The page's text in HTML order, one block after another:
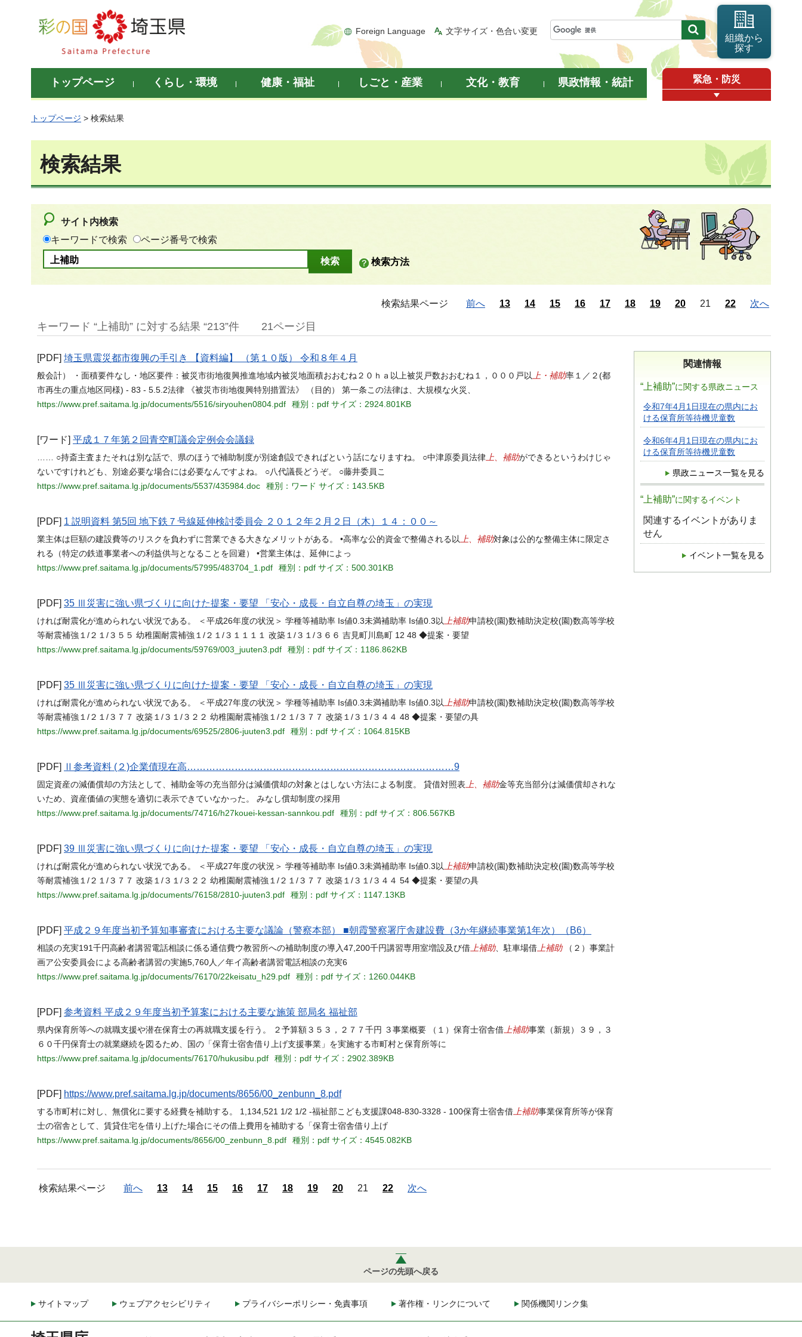
彩の国 埼玉県
Foreign Language 文字サイズ・色合い変更
組織から
探す
トップページ くらし・環境 健康・福祉 しごと・産業 文化・教育 県政情報・統計 緊急・防災
トップページ > 検索結果
検索結果
サイト内検索
キーワードで検索
ページ番号で検索
検索方法
検索結果ページ 前へ 13 14 15 16 17 18 19 20 21 22 次へ
キーワード “上補助” に対する結果 “213”件 21ページ目
関連情報
“上補助”に関する県政ニュース
令和7年4月1日現在の県内にお
ける保育所等待機児童数
令和6年4月1日現在の県内にお
ける保育所等待機児童数
県政ニュース一覧を見る
“上補助”に関するイベント
関連するイベントがありま
せん
イベント一覧を見る
[PDF] 埼玉県震災都市復興の手引き 【資料編】 （第１０版） 令和８年４月
般会計） ・面積要件なし・地区要件：被災市街地復興推進地域内被災地面積おおむね２０ｈａ以上被災戸数おおむね１，０００戸以 上・補助率１／２(都
市再生の重点地区同様) - 83 - 5.5.2法律 《被災市街地復興特別措置法》 （目的） 第一条この法律は、大規模な火災、
https://www.pref.saitama.lg.jp/documents/5516/siryouhen0804.pdf
種別：pdf サイズ：2924.801KB
[ワード] 平成１７年第２回青空町議会定例会会議録
…… ○持斎主査またそれは別な話で、県のほうで補助制度が別途創設できればという話になりますね。 ○中津原委員法律 上、補助ができるというわけじゃ
ないですけれども、別途必要な場合には必要なんですよね。 ○八代議長どうぞ。 ○藤井委員こ
https://www.pref.saitama.lg.jp/documents/5537/435984.doc
種別：ワード サイズ：143.5KB
[PDF] 1 説明資料 第5回 地下鉄７号線延伸検討委員会 ２０１２年２月２日（木）１４：００～
業主体は巨額の建設費等のリスクを負わずに営業できる大きなメリットがある。 •高率な公的資金で整備される以 上、補助対象は公的な整備主体に限定さ
れる（特定の鉄道事業者への利益供与となることを回避） •営業主体は、延伸によっ
https://www.pref.saitama.lg.jp/documents/57995/483704_1.pdf
種別：pdf サイズ：500.301KB
[PDF] 35 Ⅲ災害に強い県づくりに向けた提案・要望 「安心・成長・自立自尊の埼玉」の実現
ければ耐震化が進められない状況である。 ＜平成26年度の状況＞ 学種等補助率 Is値0.3未満補助率 Is値0.3以 上補助申請校(園)数補助決定校(園)数高等学校
等耐震補強１/２１/３５５ 幼稚園耐震補強１/２１/３１１１１ 改築１/３１/３６６ 吉見町川島町 12 48 ◆提案・要望
https://www.pref.saitama.lg.jp/documents/59769/003_juuten3.pdf
種別：pdf サイズ：1186.862KB
[PDF] 35 Ⅲ災害に強い県づくりに向けた提案・要望 「安心・成長・自立自尊の埼玉」の実現
ければ耐震化が進められない状況である。 ＜平成27年度の状況＞ 学種等補助率 Is値0.3未満補助率 Is値0.3以 上補助申請校(園)数補助決定校(園)数高等学校
等耐震補強１/２１/３７７ 改築１/３１/３２２ 幼稚園耐震補強１/２１/３７７ 改築１/３１/３４４ 48 ◆提案・要望の具
https://www.pref.saitama.lg.jp/documents/69525/2806-juuten3.pdf
種別：pdf サイズ：1064.815KB
[PDF] Ⅱ参考資料 (２)企業債現在高…………………………………………………………………………9
固定資産の減価償却の方法として、補助金等の充当部分は減価償却の対象とはしない方法による制度。 貸借対照表 上、補助金等充当部分は減価償却されな
いため、資産価値の実態を適切に表示できていなかった。 みなし償却制度の採用
https://www.pref.saitama.lg.jp/documents/74716/h27kouei-kessan-sannkou.pdf
種別：pdf サイズ：806.567KB
[PDF] 39 Ⅲ災害に強い県づくりに向けた提案・要望 「安心・成長・自立自尊の埼玉」の実現
ければ耐震化が進められない状況である。 ＜平成27年度の状況＞ 学種等補助率 Is値0.3未満補助率 Is値0.3以 上補助申請校(園)数補助決定校(園)数高等学校
等耐震補強１/２１/３７７ 改築１/３１/３２２ 幼稚園耐震補強１/２１/３７７ 改築１/３１/３４４ 54 ◆提案・要望の具
https://www.pref.saitama.lg.jp/documents/76158/2810-juuten3.pdf
種別：pdf サイズ：1147.13KB
[PDF] 平成２９年度当初予算知事審査における主要な議論（警察本部） ■朝霞警察署庁舎建設費（3か年継続事業第1年次）（B6）
相談の充実191千円高齢者講習電話相談に係る通信費ウ教習所への補助制度の導入47,200千円講習専用室増設及び借 上補助、駐車場借 上補助（２）事業計
画ア公安委員会による高齢者講習の実施5,760人／年イ高齢者講習電話相談の充実6
https://www.pref.saitama.lg.jp/documents/76170/22keisatu_h29.pdf
種別：pdf サイズ：1260.044KB
[PDF] 参考資料 平成２９年度当初予算案における主要な施策 部局名 福祉部
県内保育所等への就職支援や潜在保育士の再就職支援を行う。 ２予算額３５３，２７７千円 ３事業概要 （１）保育士宿舎借 上補助事業（新規）３９，３
６０千円保育士の就業継続を図るため、国の「保育士宿舎借り上げ支援事業」を実施する市町村と保育所等に
https://www.pref.saitama.lg.jp/documents/76170/hukusibu.pdf
種別：pdf サイズ：2902.389KB
[PDF] https://www.pref.saitama.lg.jp/documents/8656/00_zenbunn_8.pdf
する市町村に対し、無償化に要する経費を補助する。 1,134,521 1/2 1/2 -福祉部こども支援課048-830-3328 - 100保育士宿舎借 上補助事業保育所等が保育
士の宿舎として、賃貸住宅を借り上げた場合にその借上費用を補助する「保育士宿舎借り上げ
https://www.pref.saitama.lg.jp/documents/8656/00_zenbunn_8.pdf
種別：pdf サイズ：4545.082KB
検索結果ページ 前へ 13 14 15 16 17 18 19 20 21 22 次へ
ページの先頭へ戻る
サイトマップ ウェブアクセシビリティ プライバシーポリシー・免責事項 著作権・リンクについて 関係機関リンク集